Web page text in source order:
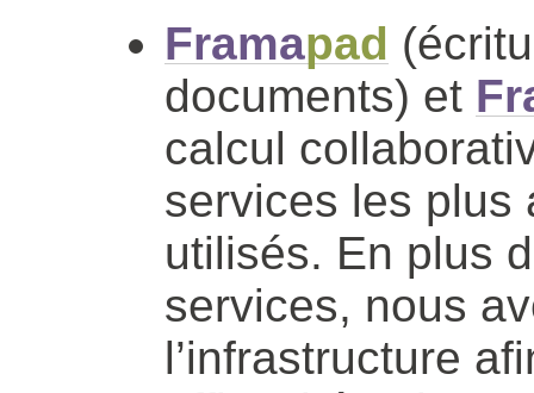
Framapad
documents) et
calcul
services les plus
utilisés. En plus
services, nous
l’infrastructure